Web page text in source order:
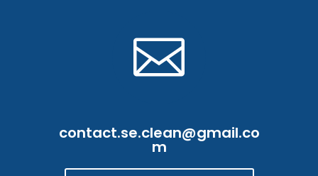

contact.se.clean@gmail.co
m